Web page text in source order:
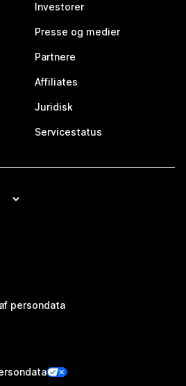
Investorer
Presse og medier
Partnere
Affiliates
Juridisk
Servicestatus
persondata